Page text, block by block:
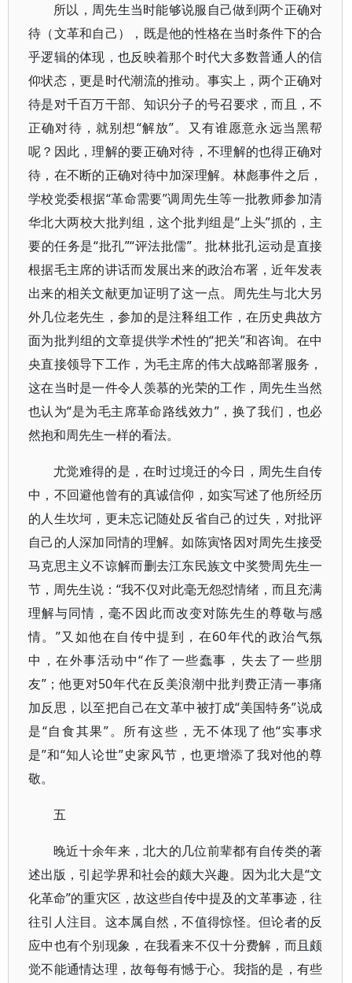
所以，周先生当时能够说服自己做到两个正确对
待（文革和自己），既是他的性格在当时条件下的合
乎逻辑的体现，也反映着那个时代大多数普通人的信
仰状态，更是时代潮流的推动。事实上，两个正确对
待是对千百万干部、知识分子的号召要求，而且，不
正确对待，就别想“解放”。又有谁愿意永远当黑帮
呢？因此，理解的要正确对待，不理解的也得正确对
待，在不断的正确对待中加深理解。林彪事件之后，
学校党委根据“革命需要”调周先生等一批教师参加清
华北大两校大批判组，这个批判组是“上头”抓的，主
要的任务是“批孔”“评法批儒”。批林批孔运动是直接
根据毛主席的讲话而发展出来的政治布署，近年发表
出来的相关文献更加证明了这一点。周先生与北大另
外几位老先生，参加的是注释组工作，在历史典故方
面为批判组的文章提供学术性的“把关”和咨询。在中
央直接领导下工作，为毛主席的伟大战略部署服务，
这在当时是一件令人羡慕的光荣的工作，周先生当然
也认为“是为毛主席革命路线效力”，换了我们，也必
然抱和周先生一样的看法。
尤觉难得的是，在时过境迁的今日，周先生自传
中，不回避他曾有的真诚信仰，如实写述了他所经历
的人生坎坷，更未忘记随处反省自己的过失，对批评
自己的人深加同情的理解。如陈寅恪因对周先生接受
马克思主义不谅解而删去江东民族文中奖赞周先生一
节，周先生说：“我不仅对此毫无怨怼情绪，而且充满
理解与同情，毫不因此而改变对陈先生的尊敬与感
情。”又如他在自传中提到，在60年代的政治气氛
中，在外事活动中“作了一些蠢事，失去了一些朋
友”；他更对50年代在反美浪潮中批判费正清一事痛
加反思，以至把自己在文革中被打成“美国特务”说成
是“自食其果”。所有这些，无不体现了他“实事求
是”和“知人论世”史家风节，也更增添了我对他的尊
敬。
五
晚近十余年来，北大的几位前辈都有自传类的著
述出版，引起学界和社会的颇大兴趣。因为北大是“文
化革命”的重灾区，故这些自传中提及的文革事迹，往
往引人注目。这本属自然，不值得惊怪。但论者的反
应中也有个别现象，在我看来不仅十分费解，而且颇
觉不能通情达理，故每每有憾于心。我指的是，有些